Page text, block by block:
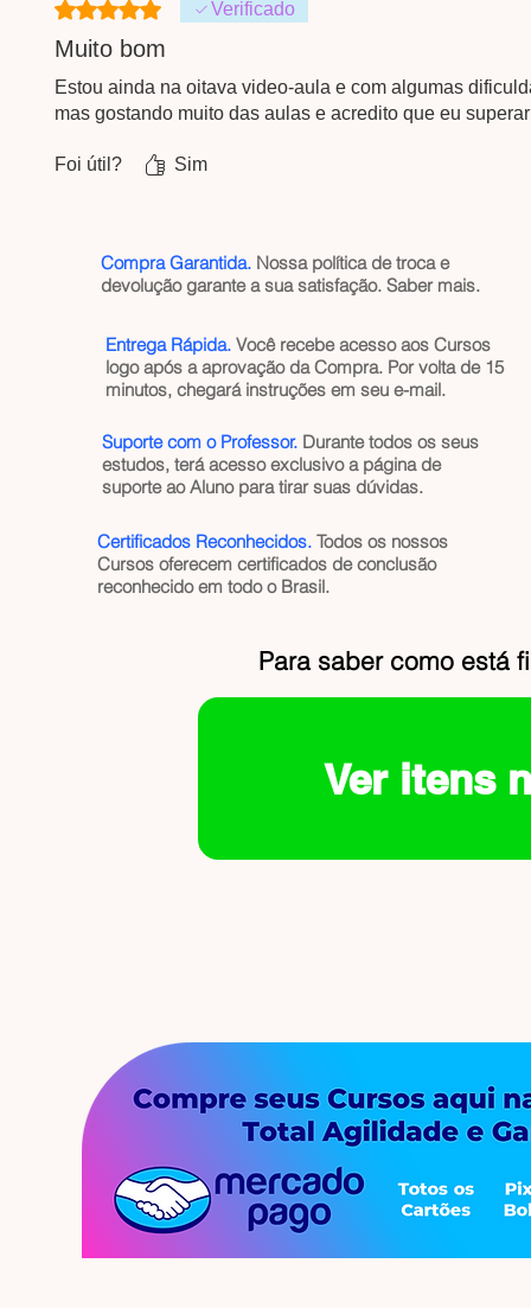
Rated 5 out of 5 stars.Verificado
Muito bom
Estou ainda na oitava video-aula e com algumas
mas gostando muito das aulas e acredito que eu
Foi útil? Sim
Compra Garantida. Nossa política de troca e
devolução garante a sua satisfação. Saber mais.
Entrega Rápida. Você recebe acesso aos Cursos
logo após a aprovação da Compra. Por volta de 15
minutos, chegará instruções em seu e-mail.
Suporte com o Professor. Durante todos os seus
estudos, terá acesso exclusivo a página de
suporte ao Aluno para tirar suas dúvidas.
Certificados Reconhecidos. Todos os nossos
Cursos oferecem certificados de conclusão
reconhecido em todo o Brasil.
Para saber como está
Ver itens